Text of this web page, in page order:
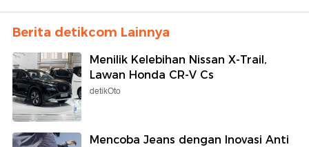
Berita detikcom Lainnya
Menilik Kelebihan Nissan X-Trail,
Lawan Honda CR-V Cs
detikOto
Mencoba Jeans dengan Inovasi Anti